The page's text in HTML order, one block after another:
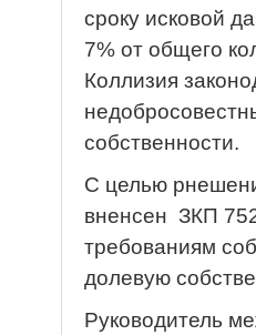
сроку исковой
7% от общего
Коллизия
собственности.
С целью
вненсен ЗКП
требованиям
долевую
Руководитель